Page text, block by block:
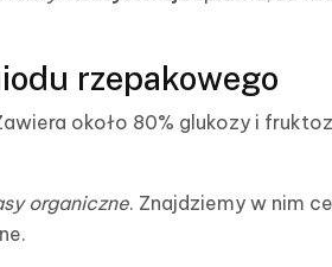
rzepakowego
około 80% glukozy i
organiczne. Znajdziemy w nim